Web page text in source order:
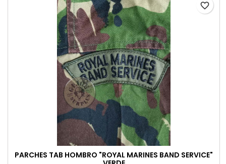
PARCHES TAB HOMBRO "ROYAL MARINES BAND SERVICE"
favorite_border